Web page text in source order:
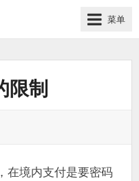
菜单
限制
在境内支付是要密码